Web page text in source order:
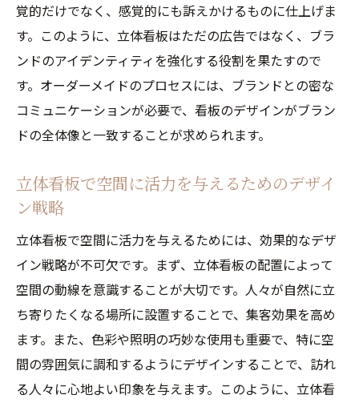
覚的だけでなく、感覚的にも訴えかけるものに仕上げま
す。このように、立体看板はただの広告ではなく、ブラ
ンドのアイデンティティを強化する役割を果たすので
す。オーダーメイドのプロセスには、ブランドとの密な
コミュニケーションが必要で、看板のデザインがブラン
ドの全体像と一致することが求められます。
立体看板で空間に活力を与えるためのデザイ
ン戦略
立体看板で空間に活力を与えるためには、効果的なデザ
イン戦略が不可欠です。まず、立体看板の配置によって
空間の動線を意識することが大切です。人々が自然に立
ち寄りたくなる場所に設置することで、集客効果を高め
ます。また、色彩や照明の巧妙な使用も重要で、特に空
間の雰囲気に調和するようにデザインすることで、訪れ
る人々に心地よい印象を与えます。このように、立体看